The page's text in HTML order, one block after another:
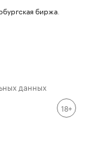
биржа
данных
18+